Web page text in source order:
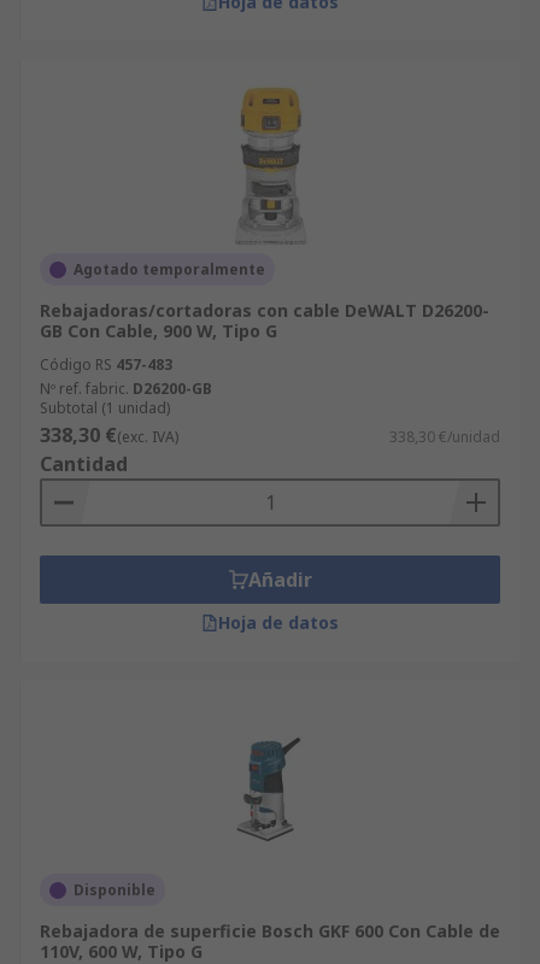
Agotado temporalmente
Rebajadoras/cortadoras con cable DeWALT D26200-
GB Con Cable, 900 W, Tipo G
Código RS 457-483
Nº ref. fabric. D26200-GB
Subtotal (1 unidad)
338,30 €(exc. IVA) 338,30 €/unidad
Cantidad
Añadir
Hoja de datos
Disponible
Rebajadora de superficie Bosch GKF 600 Con Cable de
110V, 600 W, Tipo G